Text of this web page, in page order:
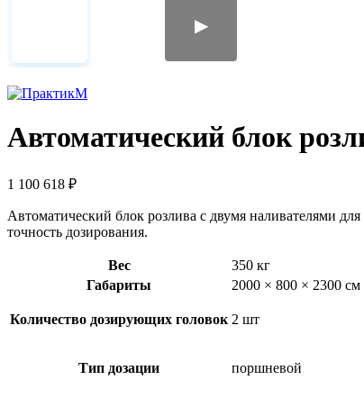
▶
Автоматический блок
1 100 618 ₽
Автоматический блок розлива с двумя наливателями
точность дозирования.
Вес
350 кг
Габариты
2000 × 800 × 2300 см
Количество дозирующих головок 2 шт
Тип дозации поршневой